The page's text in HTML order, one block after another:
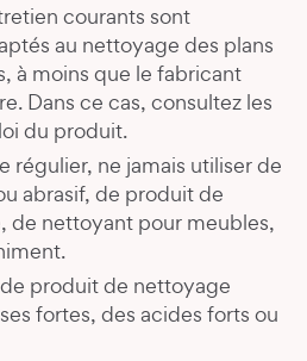
courants sont
au nettoyage des plans
à moins que le fabricant
Dans ce cas, consultez les
du produit.
régulier, ne jamais utiliser de
abrasif, de produit de
de nettoyant pour meubles,
produit de nettoyage
fortes, des acides forts ou